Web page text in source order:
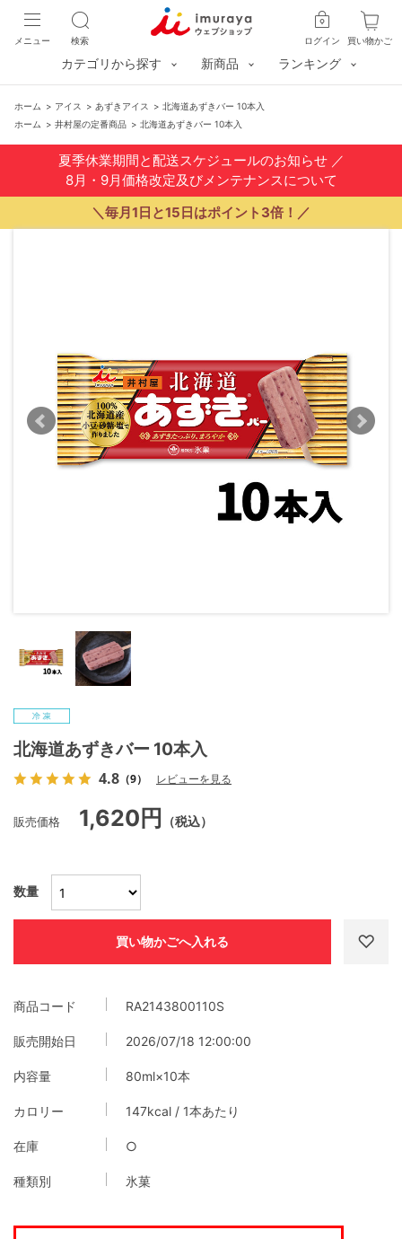
買い物かご
ログイン
検索
メニュー
カテゴリから探す 新商品 ランキング
ホーム > アイス > あずきアイス > 北海道あずきバー 10本入
ホーム > 井村屋の定番商品 > 北海道あずきバー 10本入
夏季休業期間と配送スケジュールのお知らせ／
8月・9月価格改定及びメンテナンスについて
＼毎月1日と15日はポイント3倍！／
北海道あずきバー 10本入
4.8 （9） レビューを見る
販売価格 1,620円 （税込）
数量
商品コード RA2143800110S
販売開始日 2026/07/18 12:00:00
内容量 80ml×10本
カロリー 147kcal / 1本あたり
在庫 ○
種類別 氷菓